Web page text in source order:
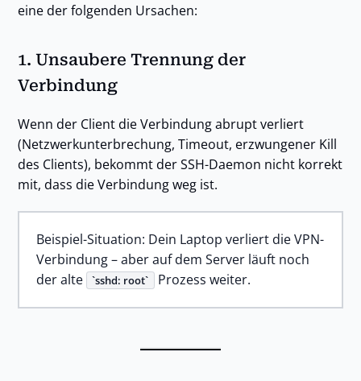
eine der folgenden Ursachen:
1. Unsaubere Trennung der
Verbindung
Wenn der Client die Verbindung abrupt verliert
(Netzwerkunterbrechung, Timeout, erzwungener Kill
des Clients), bekommt der SSH-Daemon nicht korrekt
mit, dass die Verbindung weg ist.
Beispiel-Situation: Dein Laptop verliert die VPN-
Verbindung – aber auf dem Server läuft noch
der alte
sshd: root Prozess weiter.